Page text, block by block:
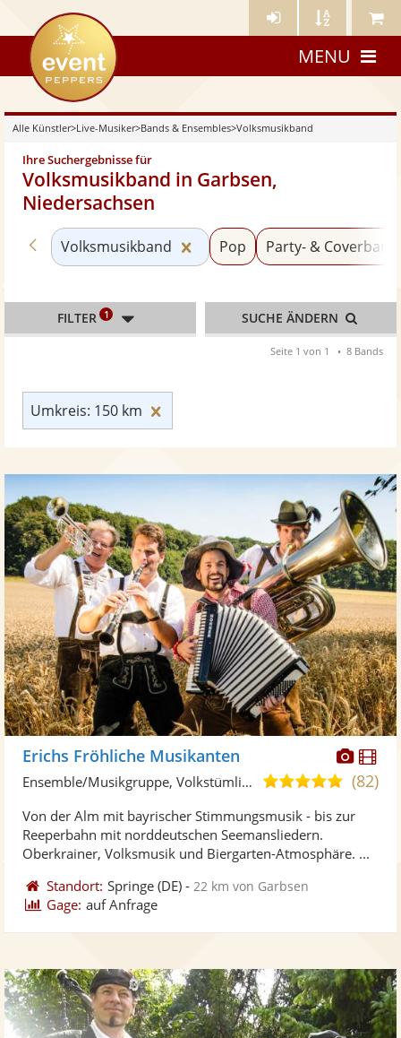
Künstler- Künstler Meine
eventpeppers
MENU
Alle Künstler>Live-Musiker>Bands & Ensembles>Volksmusikband
Ihre Suchergebnisse für
Volksmusikband in Garbsen,
Niedersachsen
Zurück zu «Bands & Ensembles»
Volksmusikband Kategorie «Volksmusikband»
Pop Party- & Coverband
Umkreis: 150 km
FILTER 1 SUCHE ÄNDERN
Seite 1 von 1 8 Bands
Fotos
Erichs Fröhliche Musikanten
4,9
5
Sternen
(82)
Ensemble/Musikgruppe, Volkstümliche Musik
Von der Alm mit bayrischer Stimmungsmusik - bis zur
Reeperbahn mit norddeutschen Seemansliedern.
Oberkrainer, Volksmusik und Biergarten-Atmosphäre. ...
Standort: Springe (DE) - 22 km von Garbsen
Gage: auf Anfrage